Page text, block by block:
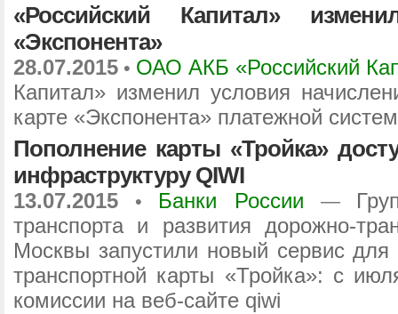
«Российский Капитал»
«Экспонента»
28.07.2015 • ОАО АКБ «Российский
Капитал» изменил условия
карте «Экспонента» платежной
Пополнение карты «Тройка»
инфраструктуру QIWI
13.07.2015 • Банки России —
транспорта и развития дорожно-
Москвы запустили новый сервис для
транспортной карты «Тройка»: с
комиссии на веб-сайте qiwi